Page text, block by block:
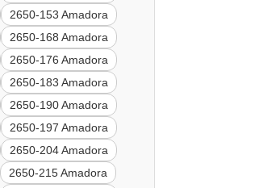
2650-153 Amadora
2650-168 Amadora
2650-176 Amadora
2650-183 Amadora
2650-190 Amadora
2650-197 Amadora
2650-204 Amadora
2650-215 Amadora